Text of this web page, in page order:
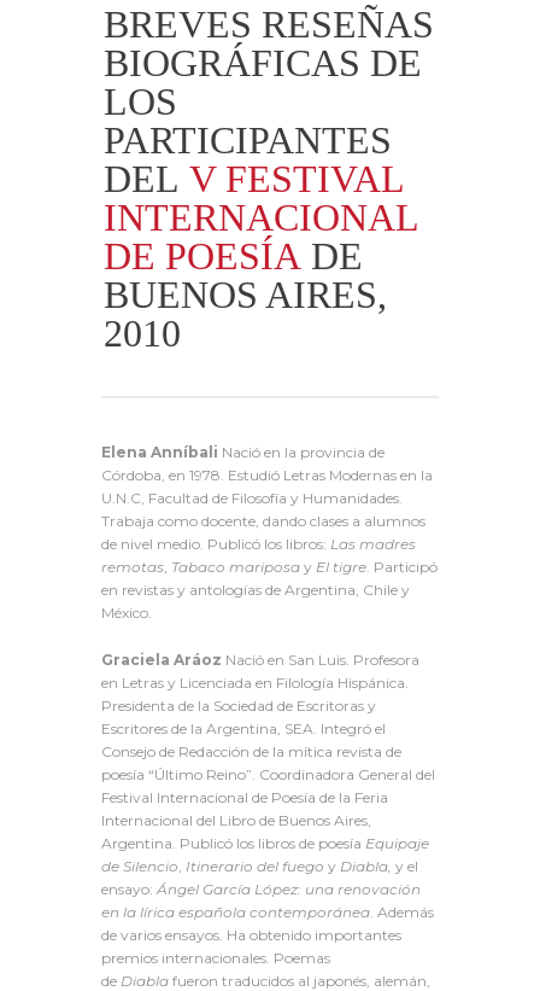
BREVES RESEÑAS
BIOGRÁFICAS DE
LOS
PARTICIPANTES
DEL V FESTIVAL
INTERNACIONAL
DE POESÍA DE
BUENOS AIRES,
2010
Elena Anníbali Nació en la provincia de
Córdoba, en 1978. Estudió Letras Modernas en la
U.N.C, Facultad de Filosofía y Humanidades.
Trabaja como docente, dando clases a alumnos
de nivel medio. Publicó los libros: Las madres
remotas, Tabaco mariposa y El tigre. Participó
en revistas y antologías de Argentina, Chile y
México.
Graciela Aráoz Nació en San Luis. Profesora
en Letras y Licenciada en Filología Hispánica.
Presidenta de la Sociedad de Escritoras y
Escritores de la Argentina, SEA. Integró el
Consejo de Redacción de la mítica revista de
poesía “Último Reino”. Coordinadora General del
Festival Internacional de Poesía de la Feria
Internacional del Libro de Buenos Aires,
Argentina. Publicó los libros de poesía Equipaje
de Silencio Itinerario del fuego y Diabla, y el
ensayo: Ángel García López: una renovación
en la lírica española contemporánea . Además
de varios ensayos. Ha obtenido importantes
premios internacionales. Poemas
de Diabla fueron traducidos al japonés, alemán,